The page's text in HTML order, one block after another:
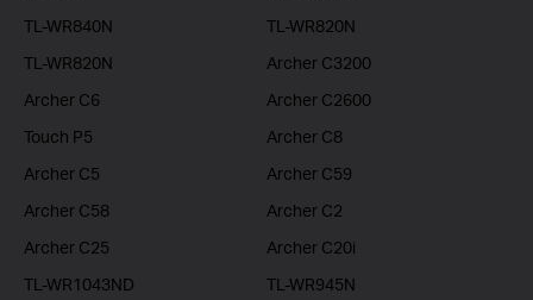
TL-WR840N
TL-WR820N
TL-WR820N
Archer C3200
Archer C6
Archer C2600
Touch P5
Archer C8
Archer C5
Archer C59
Archer C58
Archer C2
Archer C25
Archer C20i
TL-WR1043ND
TL-WR945N